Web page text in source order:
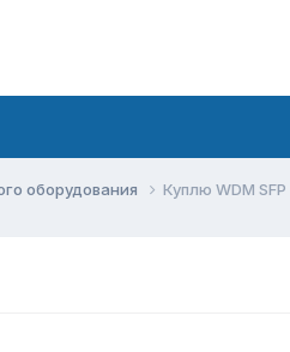
оборудования Куплю WDM SFP